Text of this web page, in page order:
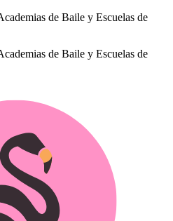
de Baile y Escuelas de
de Baile y Escuelas de